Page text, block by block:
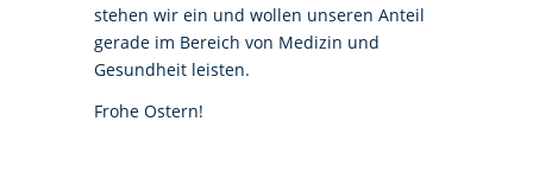
stehen wir ein und wollen unseren Anteil
gerade im Bereich von Medizin und
Gesundheit leisten.
Frohe Ostern!